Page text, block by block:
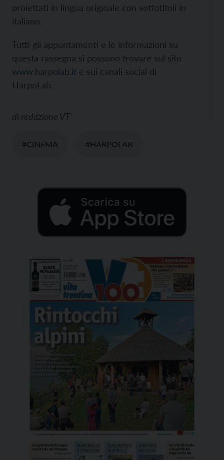
proiettati in lingua originale con sottotitoli in
italiano.
Tutti gli appuntamenti e le informazioni su
questa rassegna si possono trovare sul sito
www.harpolab.it e sui canali social di
HarpoLab.
di redazione VT
#CINEMA #HARPOLAB